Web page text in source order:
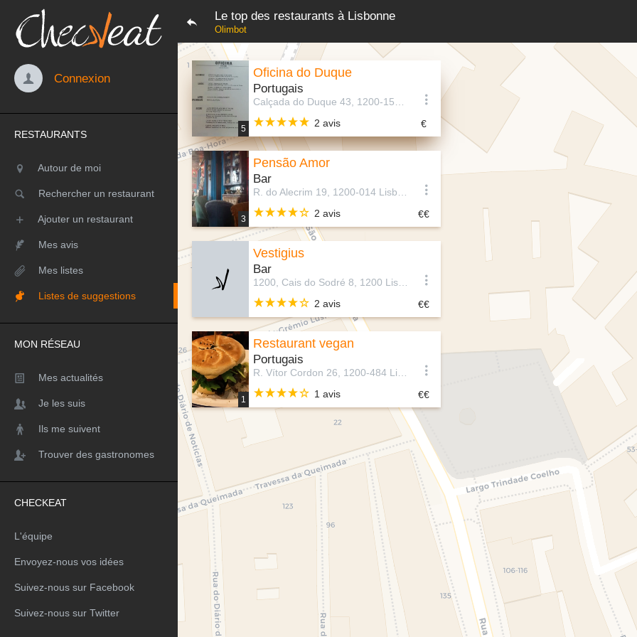
Le top des restaurants à Lisbonne
Olimbot
Connexion
RESTAURANTS
Autour de moi
Rechercher un restaurant
Ajouter un restaurant
Mes avis
Mes listes
Listes de suggestions
MON RÉSEAU
Mes actualités
Je les suis
Ils me suivent
Trouver des gastronomes
CHECKEAT
L'équipe
Envoyez-nous vos idées
Suivez-nous sur Facebook
Suivez-nous sur Twitter
5
Oficina do Duque
Portugais
2 avis
3
Pensão Amor
Bar
2 avis
Vestigius
Bar
2 avis
1
Restaurant vegan
Portugais
1 avis